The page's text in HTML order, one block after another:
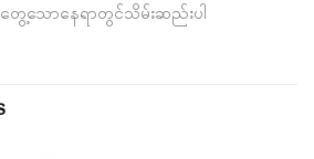
သောနေရာတွင်သိမ်းဆည်းပါ